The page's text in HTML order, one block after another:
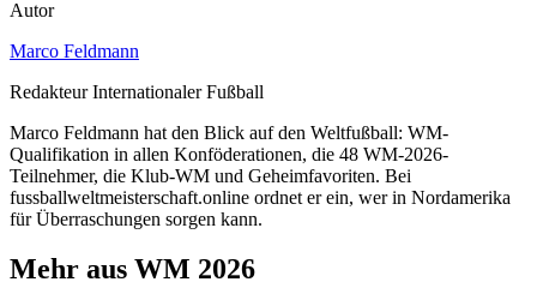
Autor
Marco Feldmann
Redakteur Internationaler Fußball
Marco Feldmann hat den Blick auf den Weltfußball: WM-
Qualifikation in allen Konföderationen, die 48 WM-2026-
Teilnehmer, die Klub-WM und Geheimfavoriten. Bei
fussballweltmeisterschaft.online ordnet er ein, wer in Nordamerika
für Überraschungen sorgen kann.
Mehr aus WM 2026